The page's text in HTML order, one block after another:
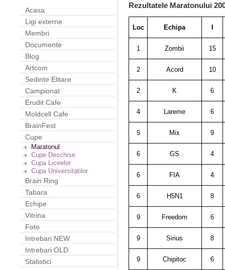
Acasa
Ligi externe
Membri
Documente
Blog
Artcom
Sedinte Elitare
Campionat
Erudit Cafe
Moldcell Cafe
BrainFest
Cupe
Maratonul
Cupe Deschise
Cupa Liceelor
Cupa Universitatilor
Brain Ring
Tabara
Echipe
Vitrina
Foto
Intrebari NEW
Intrebari OLD
Statistici
Rezultatele Maratonului
Loc Echipa I
1 Zombii 15
2 Acord 10
2 K 6
4 Lareme 6
5 Mix 9
6 GS 4
6 FIA 4
6 H5N1 8
9 Freedom 6
9 Sirius 8
9 Chipitoc 6